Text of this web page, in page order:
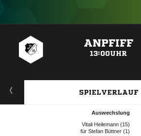
ANPFIFF
13:00UHR
SPIELVERLAUF
Auswechslung
  
für  